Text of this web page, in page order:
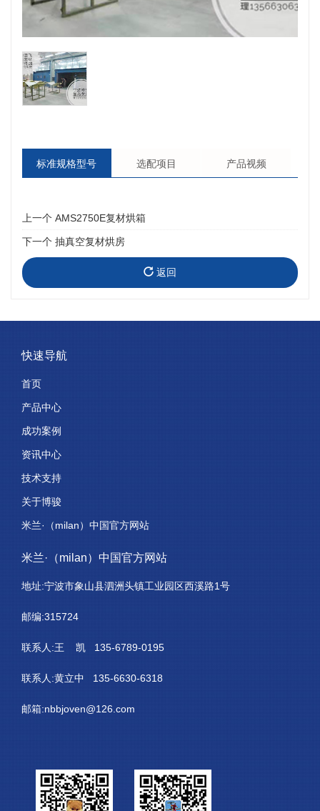
标准规格型号 选配项目 产品视频
上一个 AMS2750E复材烘箱
下一个 抽真空复材烘房
返回
快速导航
首页
产品中心
成功案例
资讯中心
技术支持
关于博骏
米兰·（milan）中国官方网站
米兰·（milan）中国官方网站
地址:宁波市象山县泗洲头镇工业园区西溪路1号
邮编:315724
联系人:王 凯 135-6789-0195
联系人:黄立中 135-6630-6318
邮箱:nbbjoven@126.com